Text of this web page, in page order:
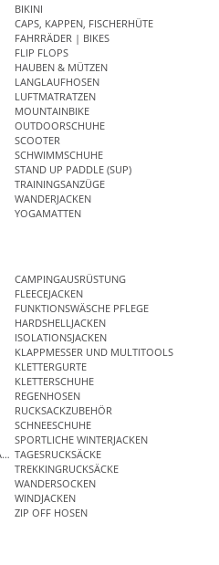
BIKINI
CAPS, KAPPEN, FISCHERHÜTE
FAHRRÄDER | BIKES
FLIP FLOPS
HAUBEN & MÜTZEN
LANGLAUFHOSEN
LUFTMATRATZEN
MOUNTAINBIKE
OUTDOORSCHUHE
SCOOTER
SCHWIMMSCHUHE
STAND UP PADDLE (SUP)
TRAININGSANZÜGE
WANDERJACKEN
YOGAMATTEN
CAMPINGAUSRÜSTUNG
FLEECEJACKEN
FUNKTIONSWÄSCHE PFLEGE
HARDSHELLJACKEN
ISOLATIONSJACKEN
KLAPPMESSER UND MULTITOOLS
KLETTERGURTE
KLETTERSCHUHE
REGENHOSEN
RUCKSACKZUBEHÖR
SCHNEESCHUHE
SPORTLICHE WINTERJACKEN
TAGESRUCKSÄCKE
TREKKINGRUCKSÄCKE
WANDERSOCKEN
WINDJACKEN
ZIP OFF HOSEN